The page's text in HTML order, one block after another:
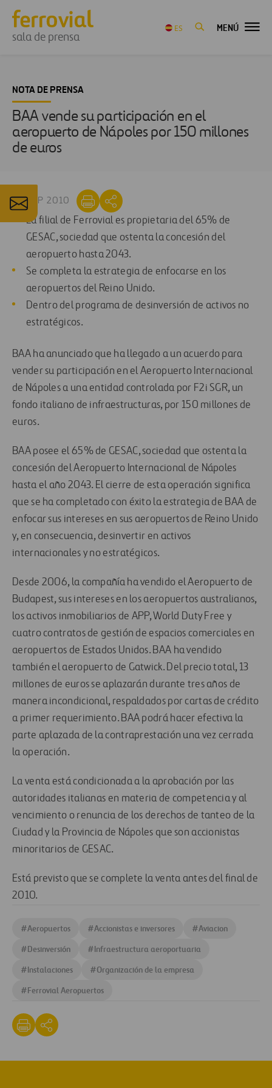
sala de prensa
ES MENÚ
NOTA DE PRENSA
BAA vende su participación en el
aeropuerto de Nápoles por 150 millones
de euros
30 SEP 2010
La filial de Ferrovial es propietaria del 65% de
GESAC, sociedad que ostenta la concesión del
aeropuerto hasta 2043.
Se completa la estrategia de enfocarse en los
aeropuertos del Reino Unido.
Dentro del programa de desinversión de activos no
estratégicos.
BAA ha anunciado que ha llegado a un acuerdo para
vender su participación en el Aeropuerto Internacional
de Nápoles a una entidad controlada por F2i SGR, un
fondo italiano de infraestructuras, por 150 millones de
euros.
BAA posee el 65% de GESAC, sociedad que ostenta la
concesión del Aeropuerto Internacional de Nápoles
hasta el año 2043. El cierre de esta operación significa
que se ha completado con éxito la estrategia de BAA de
enfocar sus intereses en sus aeropuertos de Reino Unido
y, en consecuencia, desinvertir en activos
internacionales y no estratégicos.
Desde 2006, la compañía ha vendido el Aeropuerto de
Budapest, sus intereses en los aeropuertos australianos,
los activos inmobiliarios de APP, World Duty Free y
cuatro contratos de gestión de espacios comerciales en
aeropuertos de Estados Unidos. BAA ha vendido
también el aeropuerto de Gatwick. Del precio total, 13
millones de euros se aplazarán durante tres años de
manera incondicional, respaldados por cartas de crédito
a primer requerimiento. BAA podrá hacer efectiva la
parte aplazada de la contraprestación una vez cerrada
la operación.
La venta está condicionada a la aprobación por las
autoridades italianas en materia de competencia y al
vencimiento o renuncia de los derechos de tanteo de la
Ciudad y la Provincia de Nápoles que son accionistas
minoritarios de GESAC.
Está previsto que se complete la venta antes del final de
2010.
#Aeropuertos #Accionistas e inversores #Aviacion
#Desinversión #Infraestructura aeroportuaria
#Instalaciones #Organización de la empresa
#Ferrovial Aeropuertos